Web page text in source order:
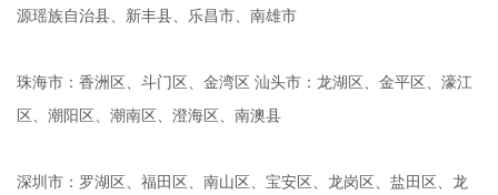
源瑶族自治县、新丰县、乐昌市、南雄市
珠海市：香洲区、斗门区、金湾区 汕头市：龙湖区、金平区、濠江
区、潮阳区、潮南区、澄海区、南澳县
深圳市：罗湖区、福田区、南山区、宝安区、龙岗区、盐田区、龙